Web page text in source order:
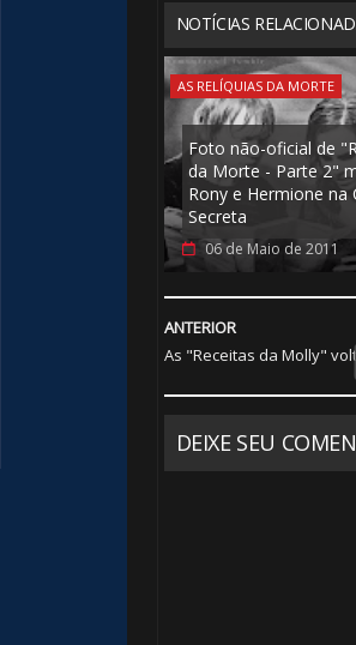
NOTÍCIAS
AS RELÍQUIAS DA MORTE
Foto não-oficial de
da Morte - Parte 2"
Rony e Hermione na
Secreta
06 de Maio de 2011
ANTERIOR
As "Receitas da Molly"
DEIXE SEU
🎂